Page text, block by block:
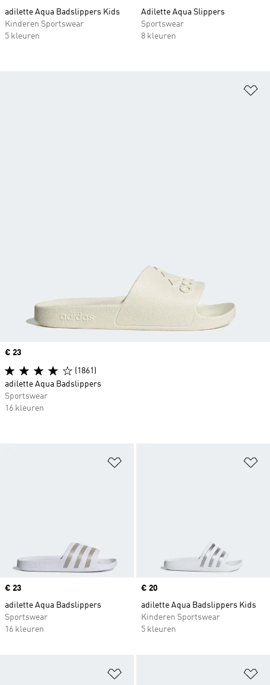
adilette Aqua Badslippers Kids
Kinderen Sportswear
5 kleuren
Adilette Aqua Slippers
Sportswear
8 kleuren
Price
€ 23
adilette Aqua Badslippers
Sportswear
16 kleuren
Price
€ 20
adilette Aqua Badslippers Kids
Kinderen Sportswear
5 kleuren
Price
€ 23
(1861)
adilette Aqua Badslippers
Sportswear
16 kleuren